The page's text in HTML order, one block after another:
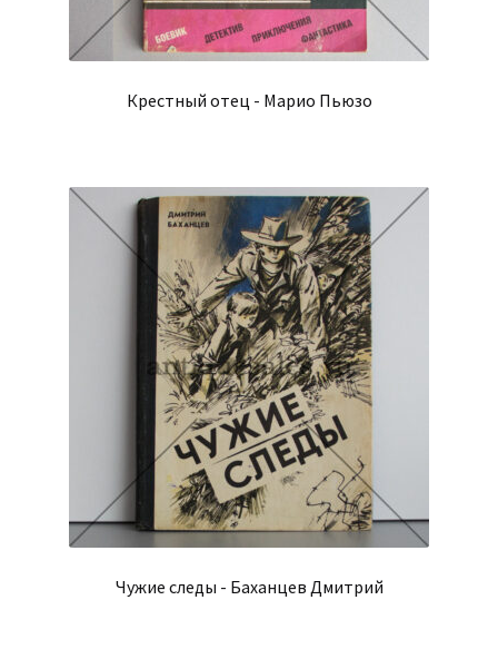
Крестный отец - Марио Пьюзо
Чужие следы - Баханцев Дмитрий